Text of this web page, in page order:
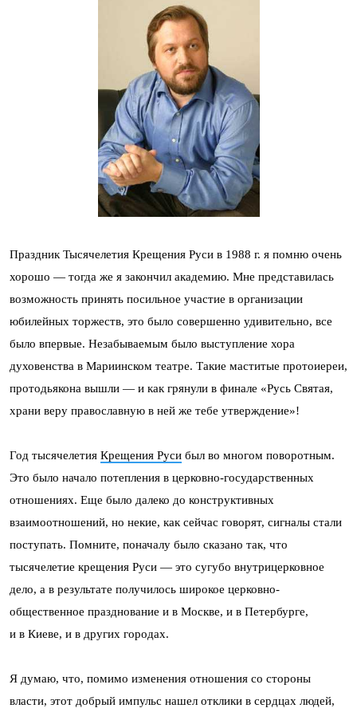
Праздник Тысячелетия Крещения Руси в 1988 г. я помню очень
хорошо — тогда же я закончил академию. Мне представилась
возможность принять посильное участие в организации
юбилейных торжеств, это было совершенно удивительно, все
было впервые. Незабываемым было выступление хора
духовенства в Мариинском театре. Такие маститые протоиереи,
протодьякона вышли — и как грянули в финале «Русь Святая,
храни веру православную в ней же тебе утверждение»!
Год тысячелетия Крещения Руси был во многом поворотным.
Это было начало потепления в церковно-государственных
отношениях. Еще было далеко до конструктивных
взаимоотношений, но некие, как сейчас говорят, сигналы стали
поступать. Помните, поначалу было сказано так, что
тысячелетие крещения Руси — это сугубо внутрицерковное
дело, а в результате получилось широкое церковно-
общественное празднование и в Москве, и в Петербурге,
и в Киеве, и в других городах.
Я думаю, что, помимо изменения отношения со стороны
власти, этот добрый импульс нашел отклики в сердцах людей,